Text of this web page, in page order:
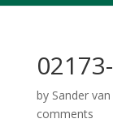
by Sander
comments